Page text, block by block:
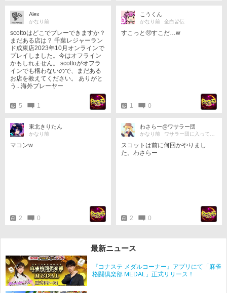
Alex
かなり前
scottoはどこでプレーできますか？
まだある店は？ 千葉レジャーラン
ド成東店2023年10月オンラインで
プレイしました。今はオフライン
かもしれません。 scottoがオフラ
インでも構わないので、まだある
お店を教えてください。 ありがと
う...海外プレーヤー
5 1
こうくん
かなり前 全白皆伝
すこっと🥺すこだ…w
1 0
東北きりたん
かなり前
マコンw
2 0
わさらー@ワサラー団
かなり前 ワサラー団に入ってねわっさ〜w
スコットは前に何回かやりまし
た。わさらー
2 0
最新ニュース
『コナステ メダルコーナー』アプリにて「麻雀
格闘倶楽部 MEDAL」正式リリース！